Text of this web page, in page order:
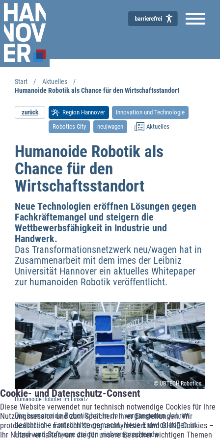
Cookie- und Datenschutz-Consent
Diese Website verwendet nur technisch notwendige Cookies für Ihre
Nutzungssession und zum Speichern Ihrer Einstellungen. Wir
protokollieren – natürlich streng anonymisiert und OHNE Cookies –
Ihr Nutzerverhalten, um die für unsere Besucher wichtigen Themen
Transformationsnetzwerk neu/wagen
Start
Aktuelles
Humanoide Robotik als Chance für den Wirtschaftsstandort
zurück Region Hannover
Innovation und Technologie
Robotics City
neu|wagen Aktuelles
Humanoide Robotik als
Chance für den
Wirtschaftsstandort
Neue Technologien eröffnen Lösungen gegen
Fachkräftemangel und steigern die
Wettbewerbsfähigkeit in Industrie und
Handwerk.
Das Transformationsnetzwerk neu/wagen hat in
Zusammenarbeit mit dem imes der Leibniz
Universität Hannover ein aktuelles Whitepaper
zur humanoiden Robotik veröffentlicht.
© UBTECH Robotics
Humanoide Roboter im Einsatz
Die humanoide Robotik hat in den vergangenen Jahren
beachtliche Fortschritte gemacht. Neue Entwicklungen in
Hard- und Software zeigen vielversprechende